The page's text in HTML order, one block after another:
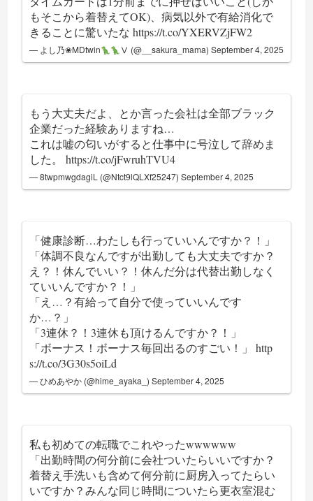
もそこから着替えてOK)、病気以外で有給消化で
きることに驚いたなhttps://t.co/YXERVZjFW2
— よし乃❀MDtwin Ⅴ (@__sakura_mama) September 4, 2025
もう大丈夫だよ、とか言った会社は全部ブラック
企業だった経験ありますね…
これは嘘の匂いがすると仕事中に号泣して辞めま
した。https://t.co/jFwruhTVU4
— 8twpmwgdagiL (@Ntct9lQLXf25247)September 4, 2025
「健康診断…わたしも行っていいんですか？！」
「体調不良なんですが出勤しても大丈夫ですか？
え？！休んでいい？！休んだ分は代替出勤しなく
ていいんですか？！」
「え…？有給って自分で使っていいんです
か…？」
「3連休？！3連休も頂けるんですか？！」
「ボーナス！ボーナス毎回出るのすごい！」http
s://t.co/3G30s5oiLd
— ひめあやか (@hime_ayaka_)September 4, 2025
私も初めての転職でこれやったwwwwww
「出勤時間の何分前に会社ついたらいいですか？
着替え手洗いも含めて何分前に厨房入ってたらい
いですか？みんな同じ時間についたら更衣室混む